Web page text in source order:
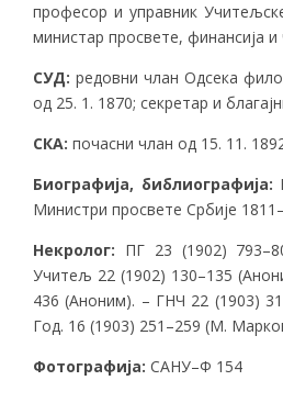
професор и управник
министар просвете, финансија
СУД: редовни члан Одсека
од 25. 1. 1870; секретар и
СКА: почасни члан од 15. 11.
Биографија, библиографија:
Министри просвете Србије
Некролог: ПГ 23 (1902)
Учитељ 22 (1902) 130–135
436 (Аноним). – ГНЧ 22 (1903)
Год. 16 (1903) 251–259 (М.
Фотографија: САНУ–Ф 154